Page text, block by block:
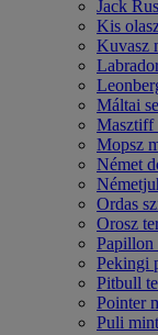
Jack
Kis
Kuvasz
Máltai
Masztiff
Mopsz
Német
Ordas
Orosz
Papillon
Pekingi
Pitbull
Pointer
Puli